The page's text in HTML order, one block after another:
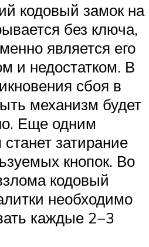
кодовый замок на
без ключа,
является его
и недостатком. В
сбоя в
механизм будет
Еще одним
станет затирание
кнопок. Во
кодовый
необходимо
каждые 2−3